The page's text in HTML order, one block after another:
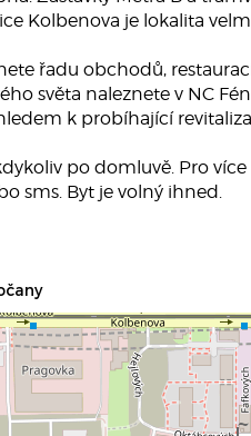
Kolbenova je lokalita
řadu obchodů,
světa naleznete v NC
k probíhající
po domluvě. Pro
sms. Byt je volný ihned.